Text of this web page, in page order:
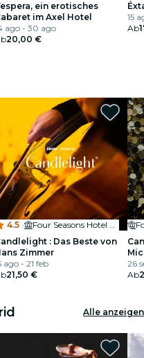
ein erotisches
im Axel Hotel
ago - 30 ago
20,00 €
15
Ab
4.5 ·
Four Seasons Hotel Madrid
: Das Beste von
Zimmer
ago - 21 feb
21,50 €
26
Ab
Alle anzeigen